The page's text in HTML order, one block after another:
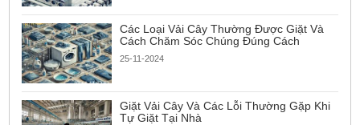
Các Loại Vải Cây Thường Được Giặt Và
Cách Chăm Sóc Chúng Đúng Cách
25-11-2024
Giặt Vải Cây Và Các Lỗi Thường Gặp Khi
Tự Giặt Tại Nhà